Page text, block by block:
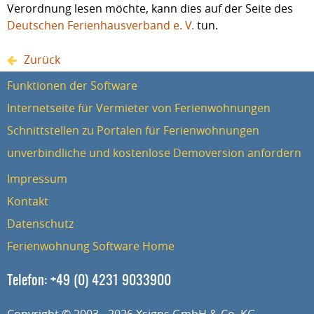
Verordnung lesen möchte, kann dies auf der Seite des
Deutschen Ferienhausverband e. V. tun.
Zurück
Funktionen der Software
Internetseite für Vermieter von Ferienwohnungen
Schnittstellen zu Portalen für Ferienwohnungen
unverbindliche und kostenlose Demoversion anfordern
Impressum
Kontakt
Datenschutz
Ferienwohnung Software Home
Telefon:+49 (0) 4231 9033900